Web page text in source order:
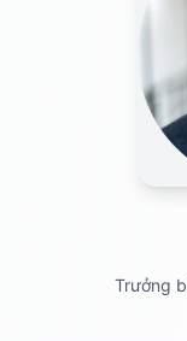
Trưởng